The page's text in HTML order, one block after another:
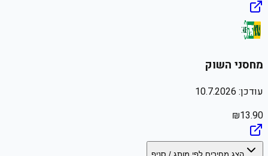
מחסני השוק
עודכן: 10.7.2026
₪13.90